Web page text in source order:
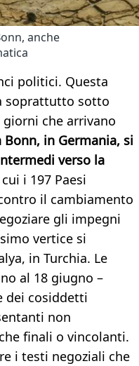
anche
politici. Questa
soprattutto sotto
che arrivano
Bonn, in Germania, si
verso la
i 197 Paesi
il cambiamento
gli impegni
vertice si
in Turchia. Le
al 18 giugno –
dei cosiddetti
non
finali o vincolanti.
i testi negoziali che